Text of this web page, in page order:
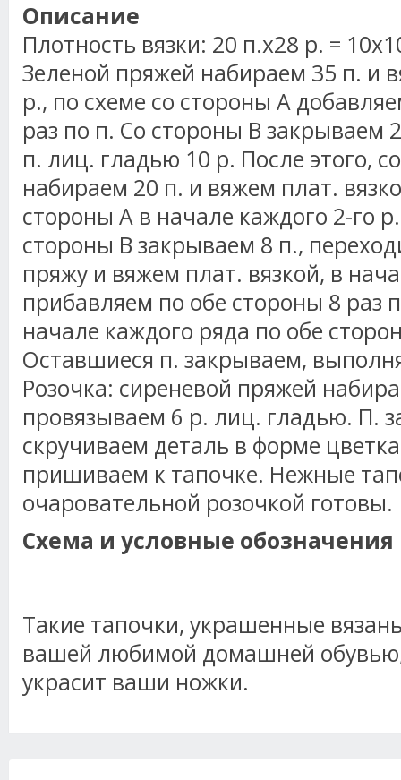
Описание
Плотность вязки: 20 п.х28 р. =
Зеленой пряжей набираем 35 п. и
р., по схеме со стороны А
раз по п. Со стороны В закрываем
п. лиц. гладью 10 р. После этого,
набираем 20 п. и вяжем плат.
стороны А в начале каждого 2-го
стороны В закрываем 8 п.,
пряжу и вяжем плат. вязкой, в
прибавляем по обе стороны 8 раз
начале каждого ряда по обе
Оставшиеся п. закрываем,
Розочка: сиреневой пряжей
провязываем 6 р. лиц. гладью. П.
скручиваем деталь в форме
пришиваем к тапочке. Нежные
очаровательной розочкой готовы.
Схема и условные обозначения
Такие тапочки, украшенные
вашей любимой домашней обувью,
украсит ваши ножки.